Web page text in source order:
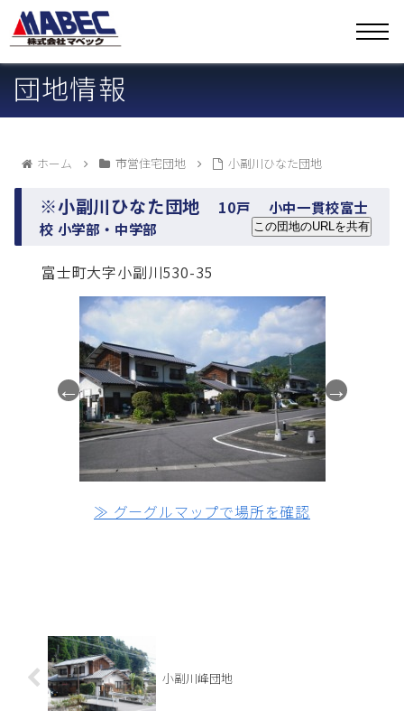
団地情報
ホーム 市営住宅団地 小副川ひなた団地
※小副川ひなた団地 10戸
小中一貫校富士
校 小学部・中学部
この団地のURLを共有
富士町大字小副川530-35
≫ グーグルマップで場所を確認
小副川峰団地